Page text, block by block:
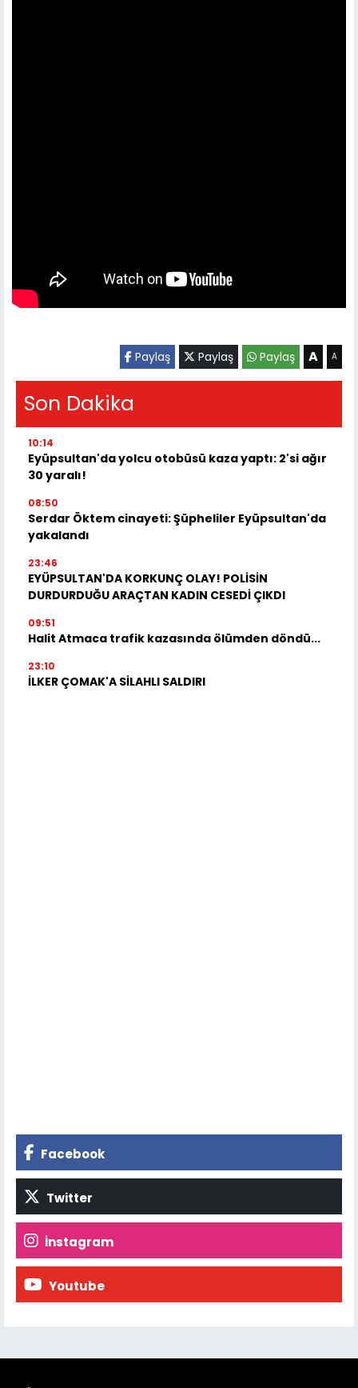
Paylaş Paylaş Paylaş A A
Son Dakika
10:14
Eyüpsultan'da yolcu otobüsü kaza yaptı: 2'si ağır
30 yaralı!
08:50
Serdar Öktem cinayeti: Şüpheliler Eyüpsultan'da
yakalandı
23:46
EYÜPSULTAN'DA KORKUNÇ OLAY! POLİSİN
DURDURDUĞU ARAÇTAN KADIN CESEDİ ÇIKDI
09:51
Halit Atmaca trafik kazasında ölümden döndü...
23:10
İLKER ÇOMAK'A SİLAHLI SALDIRI
Facebook
Twitter
İnstagram
Youtube